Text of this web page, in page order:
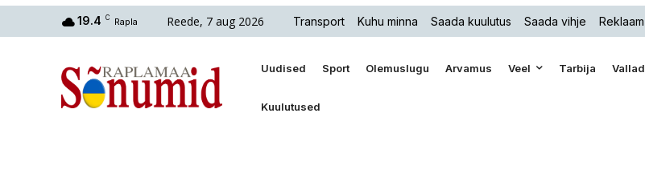
19.4 C Rapla Reede, 7 aug 2026 Transport Kuhu minna Saada kuulutus Saada vihje Reklaam
Uudised Sport Olemuslugu Arvamus Veel Tarbija Vallad
Kuulutused